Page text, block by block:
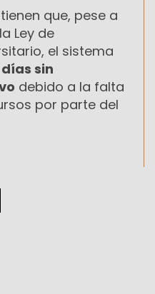
que, pese a
Ley de
el sistema
sin
debido a la falta
por parte del